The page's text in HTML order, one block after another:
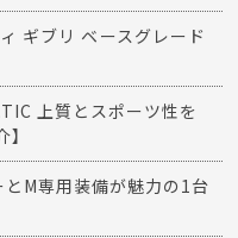
ギブリ ベースグレード
上質とスポーツ性を
M専用装備が魅力の1台